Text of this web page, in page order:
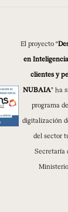
El proyecto “
en
clientes y
NUBAIA” ha
programa
digitalización
del sector
Secretaría